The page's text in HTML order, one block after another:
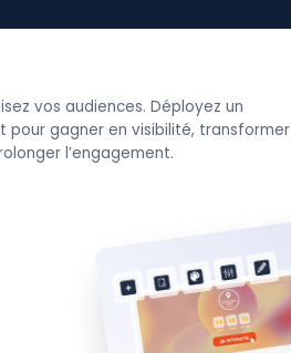
vos audiences. Déployez un
gagner en visibilité, transformer
l’engagement.